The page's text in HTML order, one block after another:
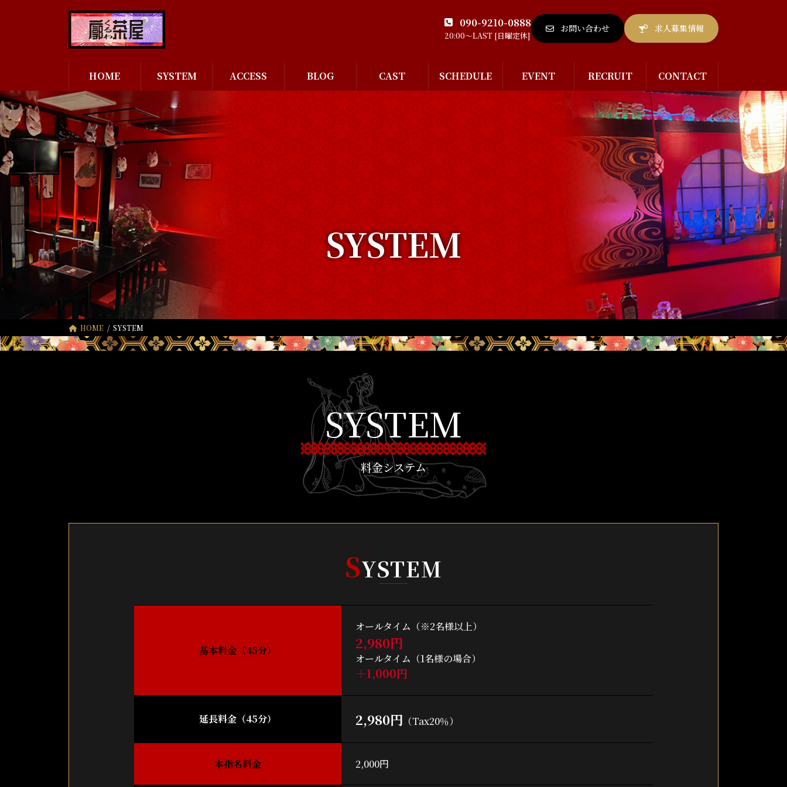
キ
ッ
プ
に
移
動
090-9210-0888
20:00～LAST [日曜定休]
お問い合わせ 求人募集情報
HOME SYSTEM ACCESS BLOG CAST SCHEDULE EVENT RECRUIT CONTACT
SYSTEM
HOME SYSTEM
SYSTEM
料金システム
SYSTEM
基本料金（45分）
オールタイム（※2名様以上）
2,980円
オールタイム（1名様の場合）
＋1,000円
延長料金（45分） 2,980円 （Tax20％）
本指名料金 2,000円